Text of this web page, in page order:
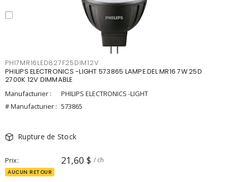
PHI7MR16LED827F25DIM12V
PHILIPS ELECTRONICS -LIGHT 573865 LAMPE DEL MR16 7W 25D
2700K 12V DIMMABLE
Manufacturier :
PHILIPS ELECTRONICS -LIGHT
# Manufacturier : 573865
Rupture de Stock
Prix 21,60 $ / ch
AUCUN RETOUR